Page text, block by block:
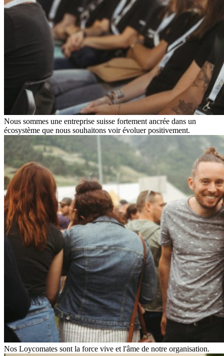
Nous sommes une entreprise suisse fortement ancrée dans un
écosystème que nous souhaitons voir évoluer positivement.
Nos Loycomates sont la force vive et l'âme de notre organisation.